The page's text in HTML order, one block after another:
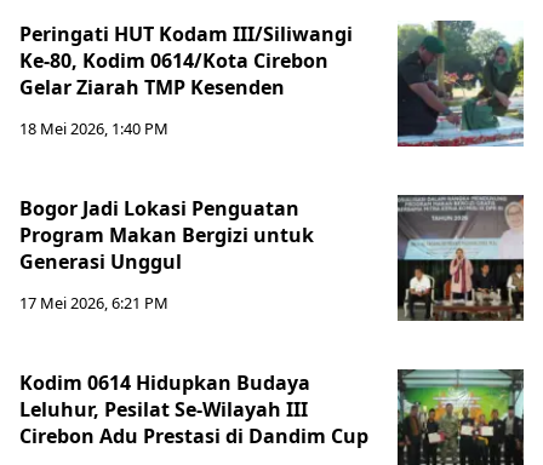
Peringati HUT Kodam III/Siliwangi
Ke-80, Kodim 0614/Kota Cirebon
Gelar Ziarah TMP Kesenden
18 Mei 2026, 1:40 PM
Bogor Jadi Lokasi Penguatan
Program Makan Bergizi untuk
Generasi Unggul
17 Mei 2026, 6:21 PM
Kodim 0614 Hidupkan Budaya
Leluhur, Pesilat Se-Wilayah III
Cirebon Adu Prestasi di Dandim Cup